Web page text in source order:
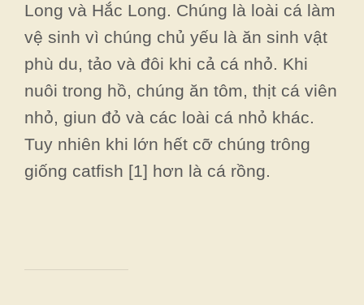
Long và Hắc Long. Chúng là loài cá làm
vệ sinh vì chúng chủ yếu là ăn sinh vật
phù du, tảo và đôi khi cả cá nhỏ. Khi
nuôi trong hồ, chúng ăn tôm, thịt cá viên
nhỏ, giun đỏ và các loài cá nhỏ khác.
Tuy nhiên khi lớn hết cỡ chúng trông
giống catfish [1] hơn là cá rồng.